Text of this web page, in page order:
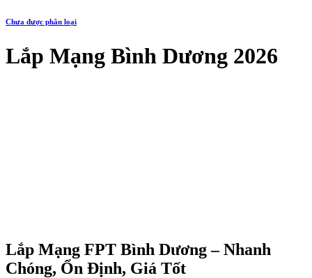
Chưa được phân loại
Lắp Mạng Bình Dương 2026
Lắp Mạng FPT Bình Dương – Nhanh
Chóng, Ổn Định, Giá Tốt